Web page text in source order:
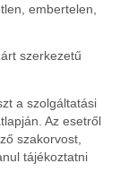
embertelen,
szerkezetű
a szolgáltatási
Az esetről
szakorvost,
tájékoztatni